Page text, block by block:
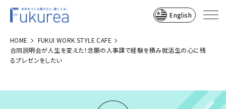
English
HOME
FUKUI WORK STYLE CAFE
合同説明会が人生を変えた！念願の人事課で経験を積み就活生の心に残
るプレゼンをしたい